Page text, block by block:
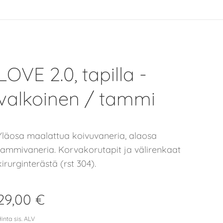
2.0, tapilla -
/ tammi
maalattua koivuvaneria, alaosa
Korvakorutapit ja välirenkaat
(rst 304).
€
sis. ALV